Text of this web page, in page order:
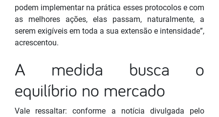
podem implementar na prática esses protocolos e com
as melhores ações, elas passam, naturalmente, a
serem exigíveis em toda a sua extensão e intensidade”,
acrescentou.
A medida busca o
equilíbrio no mercado
Vale ressaltar: conforme a notícia divulgada pelo